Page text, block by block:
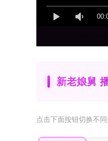
新老娘舅
点击下面按钮切换不